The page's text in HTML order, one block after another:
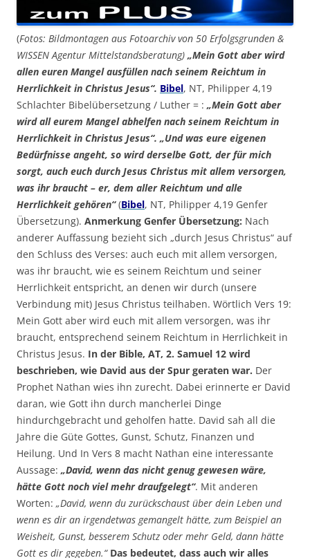
(Fotos: Bildmontagen aus Fotoarchiv von 50 Erfolgsgrunden &
WISSEN Agentur Mittelstandsberatung) „Mein Gott aber wird
allen euren Mangel ausfüllen nach seinem Reichtum in
Herrlichkeit in Christus Jesus“. Bibel, NT, Philipper 4,19
Schlachter Bibelübersetzung / Luther = : „Mein Gott aber
wird all eurem Mangel abhelfen nach seinem Reichtum in
Herrlichkeit in Christus Jesus“. „Und was eure eigenen
Bedürfnisse angeht, so wird derselbe Gott, der für mich
sorgt, auch euch durch Jesus Christus mit allem versorgen,
was ihr braucht – er, dem aller Reichtum und alle
Herrlichkeit gehören“(Bibel, NT, Philipper 4,19 Genfer
Übersetzung). Anmerkung Genfer Übersetzung: Nach
anderer Auffassung bezieht sich „durch Jesus Christus“ auf
den Schluss des Verses: auch euch mit allem versorgen,
was ihr braucht, wie es seinem Reichtum und seiner
Herrlichkeit entspricht, an denen wir durch (unsere
Verbindung mit) Jesus Christus teilhaben. Wörtlich Vers 19:
Mein Gott aber wird euch mit allem versorgen, was ihr
braucht, entsprechend seinem Reichtum in Herrlichkeit in
Christus Jesus. In der Bible, AT, 2. Samuel 12 wird
beschrieben, wie David aus der Spur geraten war. Der
Prophet Nathan wies ihn zurecht. Dabei erinnerte er David
daran, wie Gott ihn durch mancherlei Dinge
hindurchgebracht und geholfen hatte. David sah all die
Jahre die Güte Gottes, Gunst, Schutz, Finanzen und
Heilung. Und In Vers 8 macht Nathan eine interessante
Aussage: „David, wenn das nicht genug gewesen wäre,
hätte Gott noch viel mehr draufgelegt“. Mit anderen
Worten: „David, wenn du zurückschaust über dein Leben und
wenn es dir an irgendetwas gemangelt hätte, zum Beispiel an
Weisheit, Gunst, besserem Schutz oder mehr Geld, dann hätte
Gott es dir gegeben.“ Das bedeutet, dass auch wir alles